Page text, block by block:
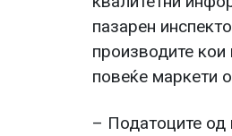
пазарен
производите кои
повеќе маркети
– Податоците од